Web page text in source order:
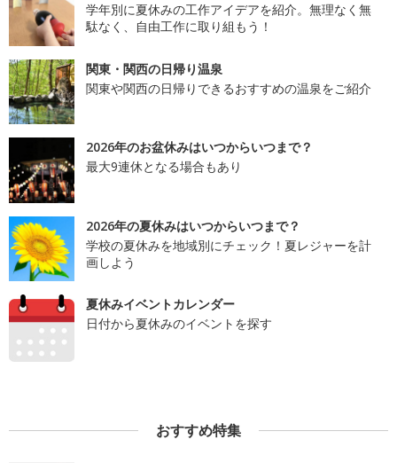
学年別に夏休みの工作アイデアを紹介。無理なく無
駄なく、自由工作に取り組もう！
関東・関西の日帰り温泉
関東や関西の日帰りできるおすすめの温泉をご紹介
2026年のお盆休みはいつからいつまで？
最大9連休となる場合もあり
2026年の夏休みはいつからいつまで？
学校の夏休みを地域別にチェック！夏レジャーを計
画しよう
夏休みイベントカレンダー
日付から夏休みのイベントを探す
おすすめ特集